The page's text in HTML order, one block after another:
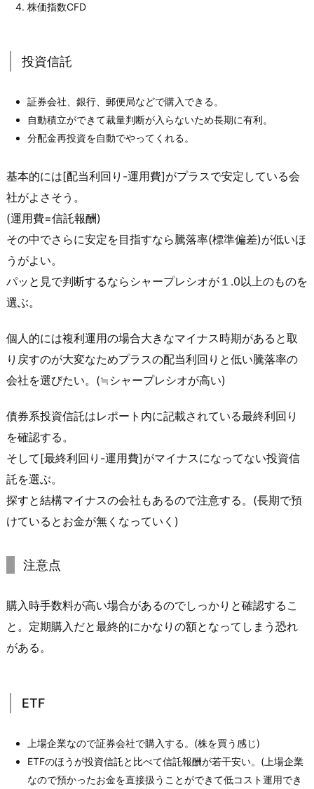
株価指数CFD
投資信託
証券会社、銀行、郵便局などで購入できる。
自動積立ができて裁量判断が入らないため長期に有利。
分配金再投資を自動でやってくれる。
基本的には[配当利回り-運用費]がプラスで安定している会
社がよさそう。
(運用費=信託報酬)
その中でさらに安定を目指すなら騰落率(標準偏差)が低いほ
うがよい。
パッと見で判断するならシャープレシオが１.0以上のものを
選ぶ。
個人的には複利運用の場合大きなマイナス時期があると取
り戻すのが大変なためプラスの配当利回りと低い騰落率の
会社を選びたい。(≒シャープレシオが高い)
債券系投資信託はレポート内に記載されている最終利回り
を確認する。
そして[最終利回り-運用費]がマイナスになってない投資信
託を選ぶ。
探すと結構マイナスの会社もあるので注意する。(長期で預
けているとお金が無くなっていく)
注意点
購入時手数料が高い場合があるのでしっかりと確認するこ
と。定期購入だと最終的にかなりの額となってしまう恐れ
がある。
ETF
上場企業なので証券会社で購入する。(株を買う感じ)
ETFのほうが投資信託と比べて信託報酬が若干安い。(上場企業
なので預かったお金を直接扱うことができて低コスト運用でき